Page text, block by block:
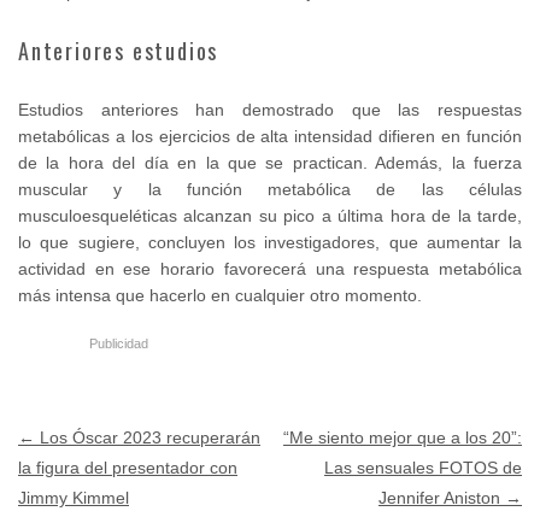
Anteriores estudios
Estudios anteriores han demostrado que las respuestas
metabólicas a los ejercicios de alta intensidad difieren en función
de la hora del día en la que se practican. Además, la fuerza
muscular y la función metabólica de las células
musculoesqueléticas alcanzan su pico a última hora de la tarde,
lo que sugiere, concluyen los investigadores, que aumentar la
actividad en ese horario favorecerá una respuesta metabólica
más intensa que hacerlo en cualquier otro momento.
Publicidad
Post navigation
← Los Óscar 2023 recuperarán
la figura del presentador con
Jimmy Kimmel
“Me siento mejor que a los 20”:
Las sensuales FOTOS de
Jennifer Aniston →